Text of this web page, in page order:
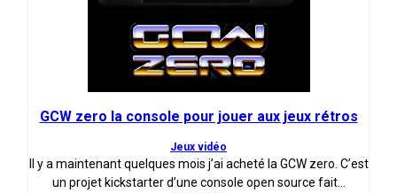
GCW zero la console pour jouer aux jeux rétros
Jeux vidéo
Il y a maintenant quelques mois j’ai acheté la GCW zero. C’est
un projet kickstarter d’une console open source fait...